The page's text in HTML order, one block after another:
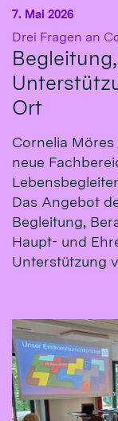
Drei Fragen an
Ort
7. Mai 2026
Cornelia
neue
Das Angebot
Begleitung,
Haupt- und
Unterstützung